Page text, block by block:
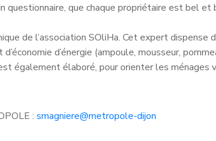
questionnaire, que chaque propriétaire est bel et
de l’association SOliHa. Cet expert dispense
d’énergie (ampoule, mousseur,
également élaboré, pour orienter les ménages
: smagniere@metropole-dijon